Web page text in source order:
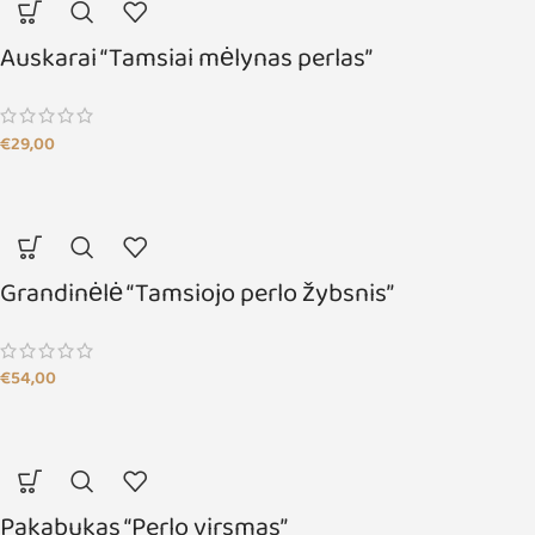
Auskarai “Tamsiai mėlynas perlas”
€29,00
Grandinėlė “Tamsiojo perlo žybsnis”
€54,00